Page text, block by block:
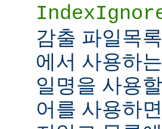
감출 파일목
에서 사용하
일명을 사용
어를 사용하